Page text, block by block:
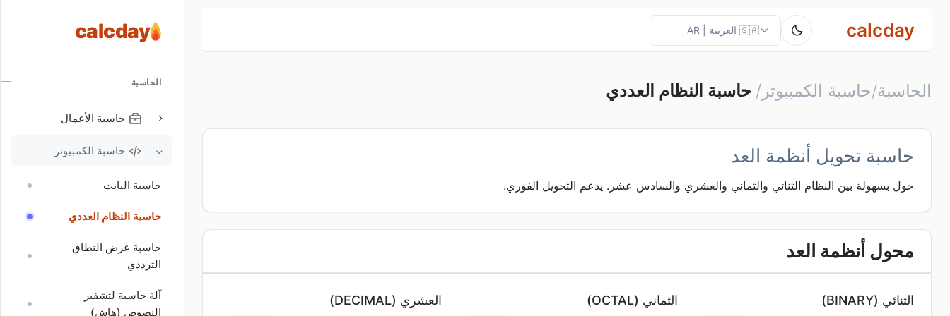
calcday
الحاسبة
حاسبة الأعمال
حاسبة الكمبيوتر
حاسبة البايت
حاسبة النظام العددي
حاسبة عرض النطاق
الترددي
آلة حاسبة لتشفير
النصوص (هاش)
calcday
الحاسبة/حاسبة الكمبيوتر/ حاسبة النظام العددي
حاسبة تحويل أنظمة العد
حول بسهولة بين النظام الثنائي والثماني والعشري والسادس عشر. يدعم التحويل الفوري.
محول أنظمة العد
الثنائي (BINARY) الثماني (OCTAL) العشري (DECIMAL)